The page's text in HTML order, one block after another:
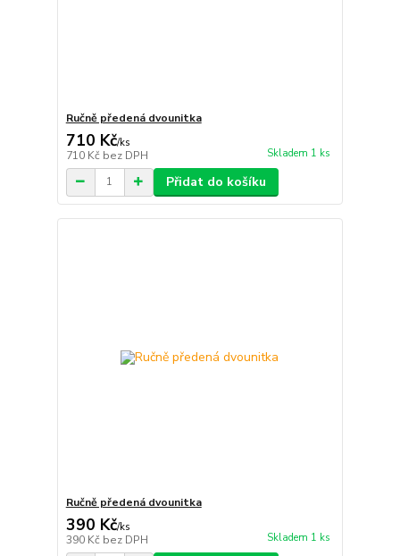
Ručně předená dvounitka
710 Kč/ks
710 Kč bez DPH Skladem 1 ks
Přidat do košíku
Ručně předená dvounitka
390 Kč/ks
390 Kč bez DPH Skladem 1 ks